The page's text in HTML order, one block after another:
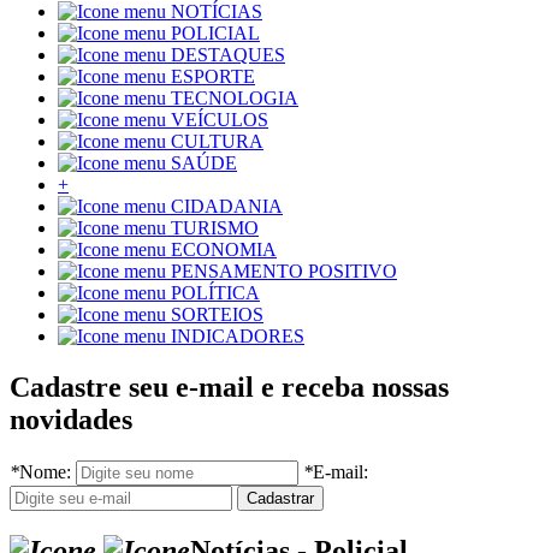
NOTÍCIAS
POLICIAL
DESTAQUES
ESPORTE
TECNOLOGIA
VEÍCULOS
CULTURA
SAÚDE
+
CIDADANIA
TURISMO
ECONOMIA
PENSAMENTO POSITIVO
POLÍTICA
SORTEIOS
INDICADORES
Cadastre seu e-mail e receba nossas
novidades
*Nome: *E-mail: